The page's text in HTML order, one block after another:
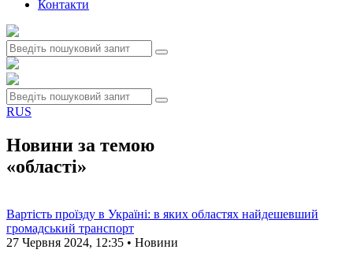
Контакти
RUS
Новини за темою
«області»
Вартість проїзду в Україні: в яких областях найдешевший
громадський транспорт
27 Червня 2024, 12:35 • Новини